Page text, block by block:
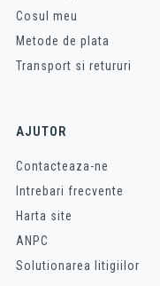
Cosul meu
Metode de plata
Transport si retururi
AJUTOR
Contacteaza-ne
Intrebari frecvente
Harta site
ANPC
Solutionarea litigiilor